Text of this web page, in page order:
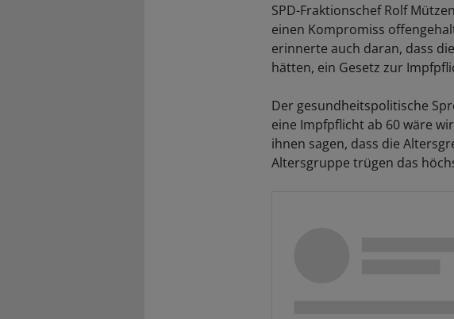
SPD-Fraktionschef Rolf
einen Kompromiss
erinnerte auch daran, dass
hätten, ein Gesetz zur
Der gesundheitspolitische
eine Impfpflicht ab 60 wäre
ihnen sagen, dass die
Altersgruppe trügen das